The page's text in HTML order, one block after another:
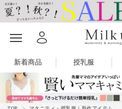
新着商品 授乳服